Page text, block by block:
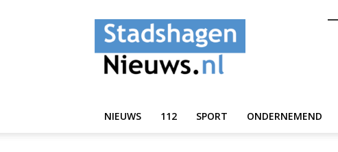
StadshagenNieuws.nl
NIEUWS 112 SPORT ONDERNEMEND